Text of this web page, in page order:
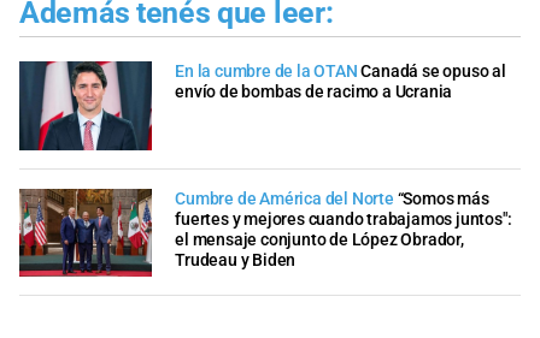
Además tenés que leer:
En la cumbre de la OTAN Canadá se opuso al
envío de bombas de racimo a Ucrania
Cumbre de América del Norte “Somos más
fuertes y mejores cuando trabajamos juntos":
el mensaje conjunto de López Obrador,
Trudeau y Biden